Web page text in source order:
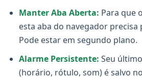
Manter Aba Aberta: Para que
esta aba do navegador
Pode estar em segundo plano.
Alarme Persistente: Seu
(horário, rótulo, som) é salvo